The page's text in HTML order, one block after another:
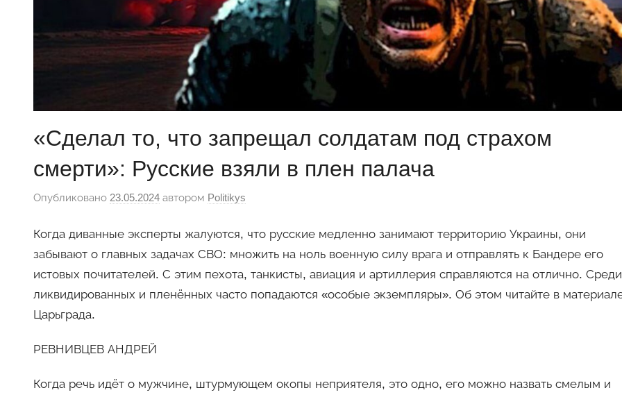
«Сделал то, что запрещал солдатам под страхом
смерти»: Русские взяли в плен палача
Опубликовано 23.05.2024 автором Politikys
Когда диванные эксперты жалуются, что русские медленно занимают территорию Украины, они
забывают о главных задачах СВО: множить на ноль военную силу врага и отправлять к Бандере его
истовых почитателей. С этим пехота, танкисты, авиация и артиллерия справляются на отлично. Среди
ликвидированных и пленённых часто попадаются «особые экземпляры». Об этом читайте в
Царьграда.
РЕВНИВЦЕВ АНДРЕЙ
Когда речь идёт о мужчине, штурмующем окопы неприятеля, это одно, его можно назвать смелым и